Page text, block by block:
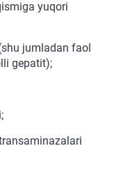
yuqori
jumladan faol
gepatit);